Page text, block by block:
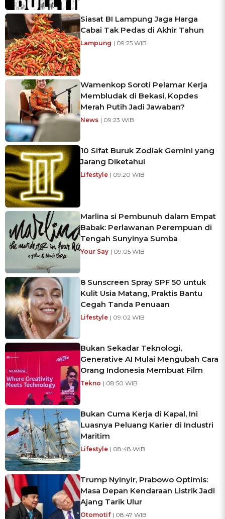
Siasat BI Lampung Jaga Harga
Cabai Tak Pedas di Akhir Tahun
Lampung | 09:25 WIB
Wamenkop Soroti Pelamar Kerja
Membludak di Bekasi, Kopdes
Merah Putih Jadi Jawaban?
News | 09:23 WIB
10 Sifat Buruk Zodiak Gemini yang
Jarang Diketahui
Lifestyle | 09:20 WIB
Marlina si Pembunuh dalam Empat
Babak: Perlawanan Perempuan di
Tengah Sunyinya Sumba
Your Say | 09:05 WIB
8 Sunscreen Spray SPF 50 untuk
Kulit Usia Matang, Praktis Bantu
Cegah Tanda Penuaan
Lifestyle | 09:02 WIB
Bukan Sekadar Teknologi,
Generative AI Mulai Mengubah Cara
Orang Indonesia Membuat Film
Tekno | 08:50 WIB
Bukan Cuma Kerja di Kapal, Ini
Luasnya Peluang Karier di Industri
Maritim
Lifestyle | 08:48 WIB
Trump Nyinyir, Prabowo Optimis:
Masa Depan Kendaraan Listrik Jadi
Ajang Tarik Ulur
Otomotif | 08:47 WIB